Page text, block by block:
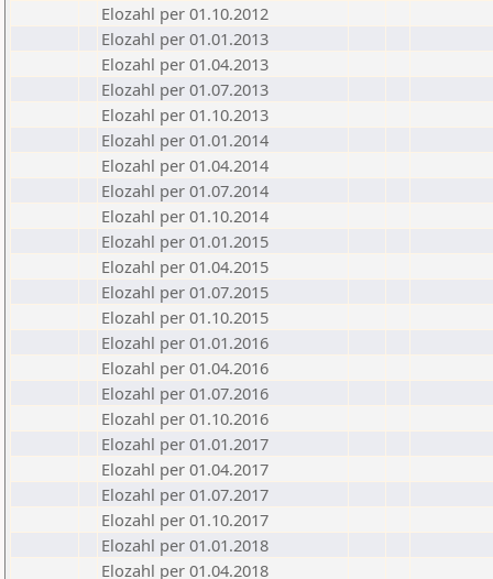
Elozahl per 01.10.2012
Elozahl per 01.01.2013
Elozahl per 01.04.2013
Elozahl per 01.07.2013
Elozahl per 01.10.2013
Elozahl per 01.01.2014
Elozahl per 01.04.2014
Elozahl per 01.07.2014
Elozahl per 01.10.2014
Elozahl per 01.01.2015
Elozahl per 01.04.2015
Elozahl per 01.07.2015
Elozahl per 01.10.2015
Elozahl per 01.01.2016
Elozahl per 01.04.2016
Elozahl per 01.07.2016
Elozahl per 01.10.2016
Elozahl per 01.01.2017
Elozahl per 01.04.2017
Elozahl per 01.07.2017
Elozahl per 01.10.2017
Elozahl per 01.01.2018
Elozahl per 01.04.2018